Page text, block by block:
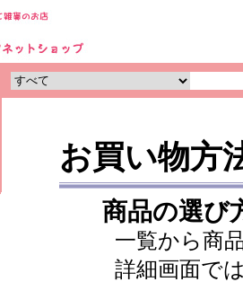
お買い物方
商品の選び
一覧から商
詳細画面で